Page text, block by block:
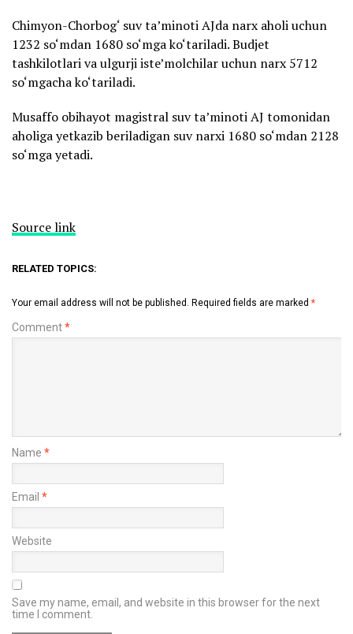
Chimyon-Chorbog‘ suv ta’minoti AJda narx aholi uchun
1232 so‘mdan 1680 so‘mga ko‘tariladi. Budjet
tashkilotlari va ulgurji iste’molchilar uchun narx 5712
so‘mgacha ko‘tariladi.
Musaffo obihayot magistral suv ta’minoti AJ tomonidan
aholiga yetkazib beriladigan suv narxi 1680 so‘mdan 2128
so‘mga yetadi.
Source link
RELATED TOPICS:
Your email address will not be published. Required fields are marked *
Comment*
Name *
Email *
Website
Save my name, email, and website in this browser for the next
time I comment.